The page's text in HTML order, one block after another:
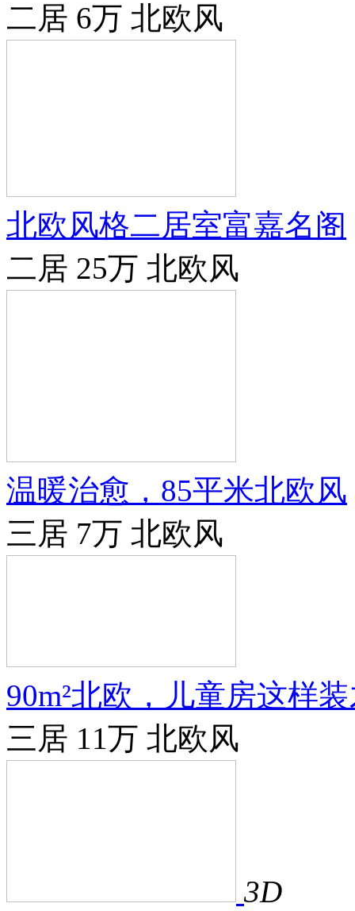
二居 6万 北欧风
北欧风格二居室富嘉名阁
二居 25万 北欧风
温暖治愈，85平米北欧风
三居 7万 北欧风
90m²北欧，儿童房这样
三居 11万 北欧风
3D